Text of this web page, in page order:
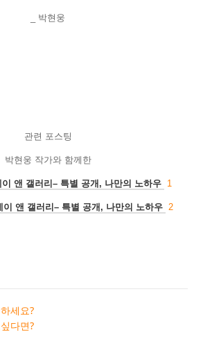
박현웅
관련 포스팅
박현웅 작가와 함께한
앤 갤러리 – 특별 공개 , 나만의 노하우 1
앤 갤러리 – 특별 공개 , 나만의 노하우 2
세요?
다면?